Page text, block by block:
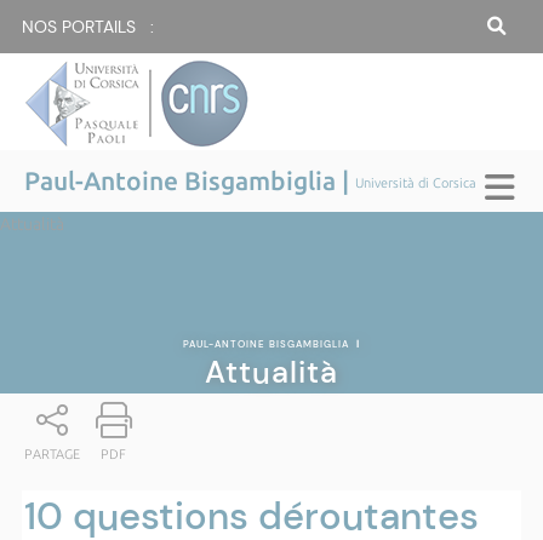
NOS PORTAILS :
Paul-Antoine Bisgambiglia | Università di Corsica
Attualità
PAUL-ANTOINE BISGAMBIGLIA |
Attualità
PARTAGE PDF
10 questions déroutantes